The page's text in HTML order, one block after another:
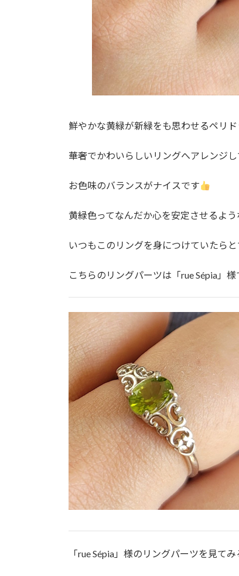
鮮やかな黄緑が新緑をも思わせるペリド
華奢でかわいらしいリングへアレンジ
お色味のバランスがナイスです
黄緑色ってなんだか心を安定させるよ
いつもこのリングを身につけていたら
こちらのリングパーツは「rue Sépia」
「rue Sépia」様のリングパーツを見て